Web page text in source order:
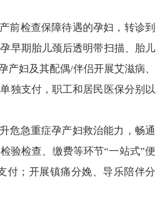
前检查保障待遇的孕妇，转诊到
早期胎儿颈后透明带扫描、胎儿
妇及其配偶/伴侣开展艾滋病、
独支付，职工和居民医保分别以
危急重症孕产妇救治能力，畅通
验检查、缴费等环节“一站式”便
付；开展镇痛分娩、导乐陪伴分